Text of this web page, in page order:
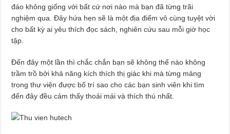
đáo không giống với bất cứ nơi nào mà bạn đã từng trãi
nghiệm qua. Đây hứa hẹn sẽ là một địa điểm vô cùng tuyệt vời
cho bất kỳ ai yêu thích đọc sách, nghiên cứu sau mỗi giờ học
tập.
Đến đây một lần thì chắc chắn bạn sẽ không thể nào không
trầm trồ bởi khả năng kích thích thị giác khi mà từng mảng
trong thư viện được bố trí sao cho các bạn sinh viên khi tìm
đến đây đều cảm thấy thoải mái và thích thú nhất.